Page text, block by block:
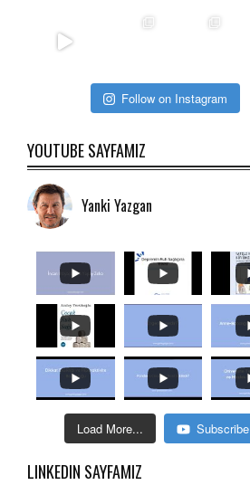
Follow on Instagram
YOUTUBE SAYFAMIZ
Yanki Yazgan
Load More... Subscribe
LINKEDIN SAYFAMIZ